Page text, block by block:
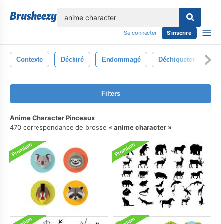
Se connecter S'inscrire
Contexte Déchiré Endommagé Déchiqueter
Filters
Anime Character Pinceaux
470 correspondance de brosse
anime character